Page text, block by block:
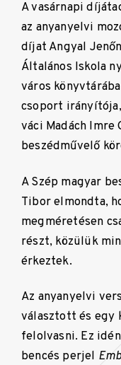
A vasárnapi
az anyanyelvi
díjat Angyal
Általános Iskola
város
csoport
váci Madách Imre
beszédművelő
A Szép magyar
Tibor elmondta,
megméretésen
részt, közülük
érkeztek.
Az anyanyelvi
választott és egy
felolvasni. Ez
bencés perjel